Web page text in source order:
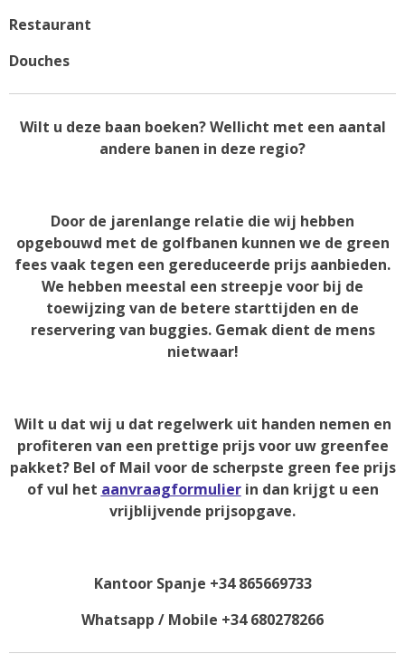
Restaurant
Douches
Wilt u deze baan boeken? Wellicht met een aantal
andere banen in deze regio?
Door de jarenlange relatie die wij hebben
opgebouwd met de golfbanen kunnen we de green
fees vaak tegen een gereduceerde prijs aanbieden.
We hebben meestal een streepje voor bij de
toewijzing van de betere starttijden en de
reservering van buggies. Gemak dient de mens
nietwaar!
Wilt u dat wij u dat regelwerk uit handen nemen en
profiteren van een prettige prijs voor uw greenfee
pakket? Bel of Mail voor de scherpste green fee prijs
of vul het aanvraagformulierin dan krijgt u een
vrijblijvende prijsopgave.
Kantoor Spanje +34 865669733
Whatsapp / Mobile +34 680278266